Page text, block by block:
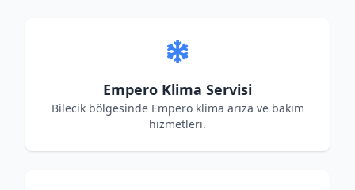
Empero Klima Servisi
Bilecik bölgesinde Empero klima arıza ve bakım
hizmetleri.